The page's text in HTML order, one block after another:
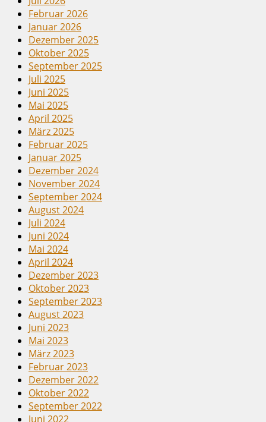
Februar 2026
Januar 2026
Dezember 2025
Oktober 2025
September 2025
Juli 2025
Juni 2025
Mai 2025
April 2025
März 2025
Februar 2025
Januar 2025
Dezember 2024
November 2024
September 2024
August 2024
Juli 2024
Juni 2024
Mai 2024
April 2024
Dezember 2023
Oktober 2023
September 2023
August 2023
Juni 2023
Mai 2023
März 2023
Februar 2023
Dezember 2022
Oktober 2022
September 2022
Juni 2022